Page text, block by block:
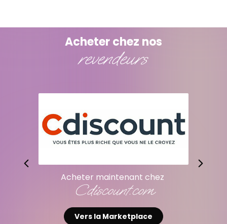
Acheter chez nos
revendeurs
Acheter maintenant chez
Cdiscount.com
Vers la Marketplace